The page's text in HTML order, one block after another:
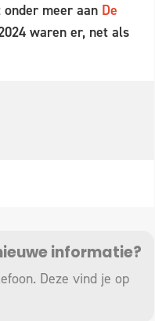
onder meer aan De
waren er, net als
informatie?
Deze vind je op